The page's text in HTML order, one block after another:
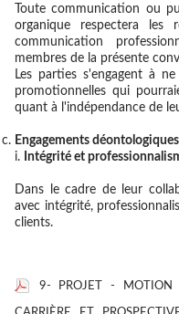
Toute communication ou
organique respectera les
communication
membres de la présente
Les parties s'engagent à
promotionnelles qui
quant à l'indépendance de
Engagements déontologiques
Intégrité et
Dans le cadre de leur
avec intégrité,
clients.
9- PROJET - MOTION